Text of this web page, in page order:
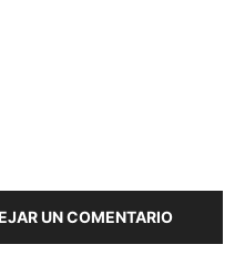
UN COMENTARIO